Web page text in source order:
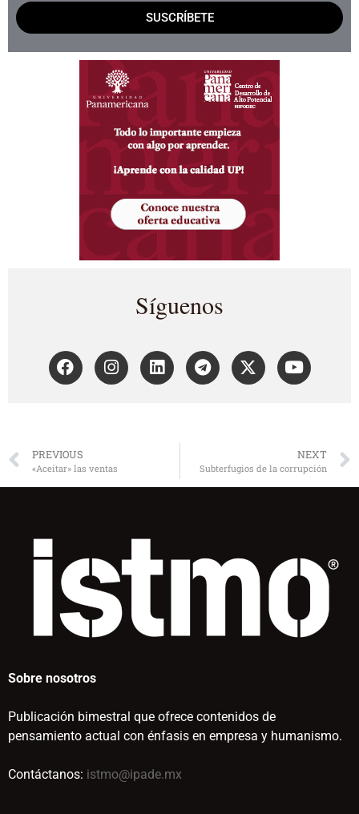
SUSCRÍBETE
Síguenos
PREVIOUS
«Aceitar» las ventas
NEXT
Subterfugios de la corrupción
Sobre nosotros
Publicación bimestral que ofrece contenidos de
pensamiento actual con énfasis en empresa y humanismo.
Contáctanos: istmo@ipade.mx